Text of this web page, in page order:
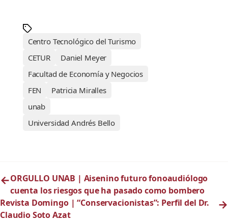
Centro Tecnológico del Turismo
CETUR
Daniel Meyer
Facultad de Economía y Negocios
FEN
Patricia Miralles
unab
Universidad Andrés Bello
←ORGULLO UNAB | Aisenino futuro fonoaudiólogo
cuenta los riesgos que ha pasado como bombero
Revista Domingo | “Conservacionistas”: Perfil del Dr.
Claudio Soto Azat
→